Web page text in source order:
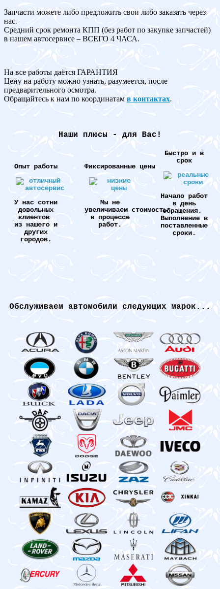
Запчасти можете либо предложить свои либо заказать через
нас.
Средний срок ремонта КПП (без работ по закупке запчастей)
в нашем автосервисе – ВСЕГО 4 ЧАСА.
На все работы даётся ГАРАНТИЯ
Цену на работу можно узнать, разумеется, после
предварительного осмотра.
Обращайтесь к нам по координатам в контактах.
Наши плюсы - для Вас!
Опыт работы
У нас сотни
довольных
клиентов
из нашего и
других
городов.
Фиксированные цены
Мы не
увеличиваем стоимость
в процессе
работ.
Быстро и в
срок
Начало работ
в день
обращения.
Выполнение в
поставленные
сроки.
Обслуживаем автомобили следующих марок...